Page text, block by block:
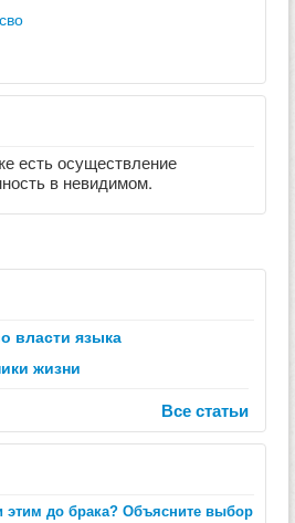
есть осуществление
в невидимом.
власти языка
жизни
Все статьи
этим до брака? Объясните выбор